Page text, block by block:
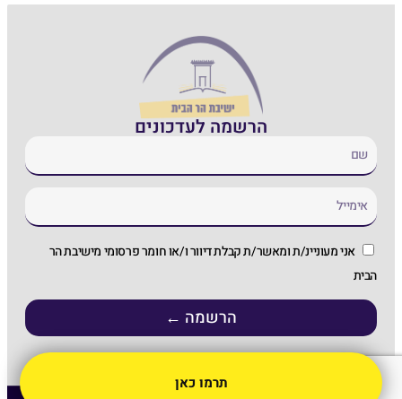
הרשמה לעדכונים
אני מעוניינ/ת ומאשר/ת קבלת דיוור ו/או חומר פרסומי מישיבת הר
הבית
הרשמה ←
תרמו כאן